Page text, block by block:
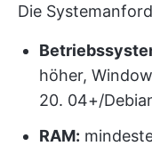
Die
höher,
20. 04+/
RAM: